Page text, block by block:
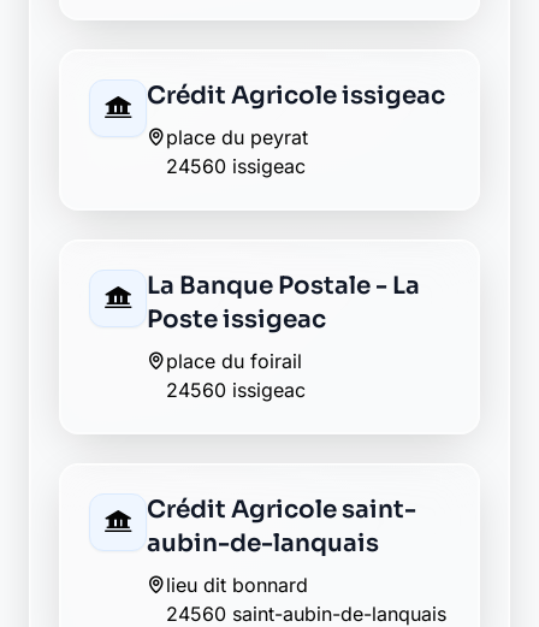
Crédit Agricole issigeac
place du peyrat
24560 issigeac
La Banque Postale - La
Poste issigeac
place du foirail
24560 issigeac
Crédit Agricole saint-
aubin-de-lanquais
lieu dit bonnard
24560 saint-aubin-de-lanquais